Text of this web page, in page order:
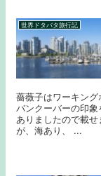
世界ドタバタ旅行記
薔薇子はワーキン
バンクーバーの印
ありましたので載
が、海あり、 ...